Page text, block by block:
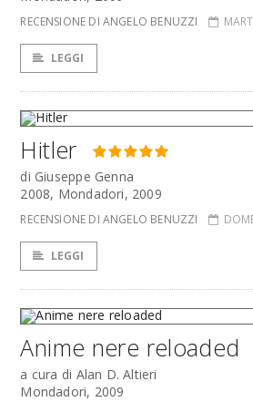
RECENSIONE DI ANGELO BENUZZI
LEGGI
Hitler
di Giuseppe Genna
2008, Mondadori, 2009
RECENSIONE DI ANGELO BENUZZI
LEGGI
Anime nere reloaded
a cura di Alan D. Altieri
Mondadori, 2009